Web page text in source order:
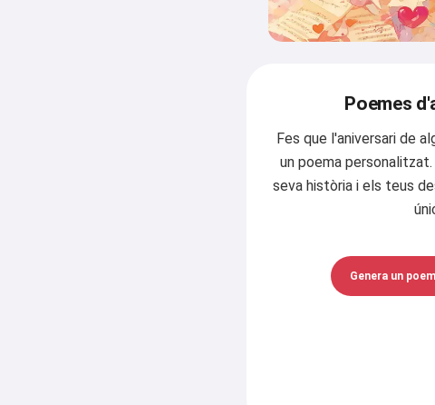
Poemes
Fes que l'aniversari de
un poema
seva història i els teus
Genera un